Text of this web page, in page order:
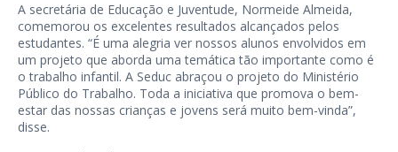
A secretária de Educação e Juventude, Normeide Almeida,
comemorou os excelentes resultados alcançados pelos
estudantes. “É uma alegria ver nossos alunos envolvidos em
um projeto que aborda uma temática tão importante como é
o trabalho infantil. A Seduc abraçou o projeto do Ministério
Público do Trabalho. Toda a iniciativa que promova o bem-
estar das nossas crianças e jovens será muito bem-vinda”,
disse.